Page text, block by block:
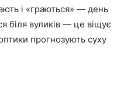
і «граються» — день
біля вуликів — це віщує
прогнозують суху